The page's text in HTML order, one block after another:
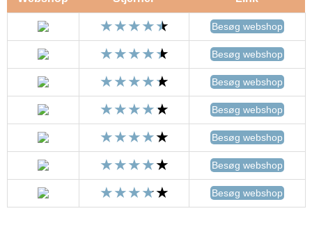
Besøg webshop
Besøg webshop
Besøg webshop
Besøg webshop
Besøg webshop
Besøg webshop
Besøg webshop